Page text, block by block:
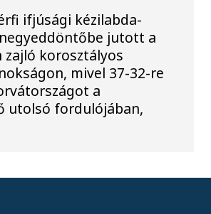
ifjúsági kézilabda-
jutott a
zajló korosztályos
mivel 37-32-re
a
utolsó fordulójában,